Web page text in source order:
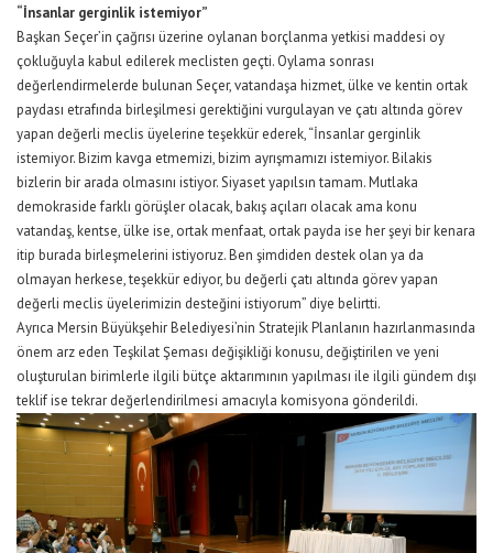
“İnsanlar gerginlik istemiyor”
Başkan Seçer’in çağrısı üzerine oylanan borçlanma yetkisi maddesi oy
çokluğuyla kabul edilerek meclisten geçti. Oylama sonrası
değerlendirmelerde bulunan Seçer, vatandaşa hizmet, ülke ve kentin ortak
paydası etrafında birleşilmesi gerektiğini vurgulayan ve çatı altında görev
yapan değerli meclis üyelerine teşekkür ederek, “İnsanlar gerginlik
istemiyor. Bizim kavga etmemizi, bizim ayrışmamızı istemiyor. Bilakis
bizlerin bir arada olmasını istiyor. Siyaset yapılsın tamam. Mutlaka
demokraside farklı görüşler olacak, bakış açıları olacak ama konu
vatandaş, kentse, ülke ise, ortak menfaat, ortak payda ise her şeyi bir kenara
itip burada birleşmelerini istiyoruz. Ben şimdiden destek olan ya da
olmayan herkese, teşekkür ediyor, bu değerli çatı altında görev yapan
değerli meclis üyelerimizin desteğini istiyorum” diye belirtti.
Ayrıca Mersin Büyükşehir Belediyesi’nin Stratejik Planlanın hazırlanmasında
önem arz eden Teşkilat Şeması değişikliği konusu, değiştirilen ve yeni
oluşturulan birimlerle ilgili bütçe aktarımının yapılması ile ilgili gündem dışı
teklif ise tekrar değerlendirilmesi amacıyla komisyona gönderildi.